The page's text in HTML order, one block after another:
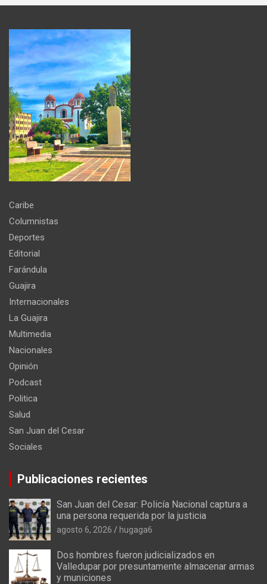
Caribe
Columnistas
Deportes
Editorial
Farándula
Guajira
Internacionales
La Guajira
Multimedia
Nacionales
Opinión
Podcast
Politica
Salud
San Juan del Cesar
Sociales
Publicaciones recientes
San Juan del Cesar: Policía Nacional captura a
una persona requerida por la justicia
agosto 6, 2026 hugaga6
Dos hombres fueron judicializados en
Valledupar por presuntamente almacenar armas
y municiones